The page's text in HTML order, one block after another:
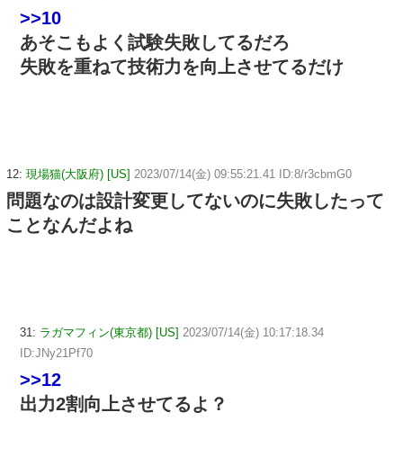
>>10
あそこもよく試験失敗してるだろ
失敗を重ねて技術力を向上させてるだけ
12: 現場猫(大阪府) [US] 2023/07/14(金) 09:55:21.41 ID:8/r3cbmG0
問題なのは設計変更してないのに失敗したって
ことなんだよね
31: ラガマフィン(東京都) [US] 2023/07/14(金) 10:17:18.34
ID:JNy21Pf70
>>12
出力2割向上させてるよ？